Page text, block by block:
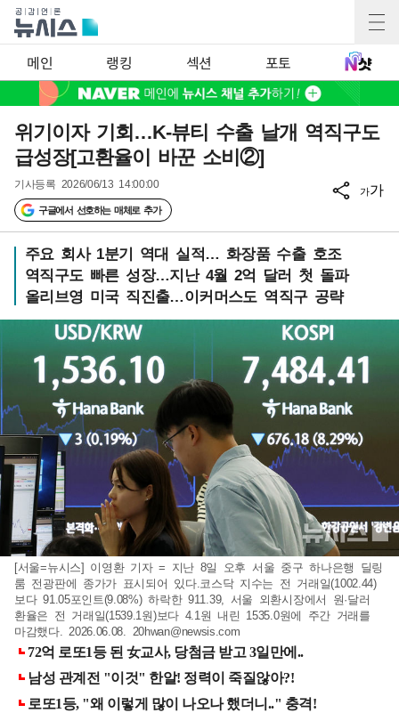
메인 랭킹 섹션 포토
위기이자 기회…K-뷰티 수출 날개 역직구도
급성장[고환율이 바꾼 소비②]
기사등록 2026/06/13 14:00:00
구글에서 선호하는 매체로 추가
가가
주요 회사 1분기 역대 실적… 화장품 수출 호조
역직구도 빠른 성장…지난 4월 2억 달러 첫 돌파
올리브영 미국 직진출…이커머스도 역직구 공략
[서울=뉴시스] 이영환 기자 = 지난 8일 오후 서울 중구 하나은행 딜링
룸 전광판에 종가가 표시되어 있다.코스닥 지수는 전 거래일(1002.44)
보다 91.05포인트(9.08%) 하락한 911.39, 서울 외환시장에서 원·달러
환율은 전 거래일(1539.1원)보다 4.1원 내린 1535.0원에 주간 거래를
마감했다. 2026.06.08. 20hwan@newsis.com